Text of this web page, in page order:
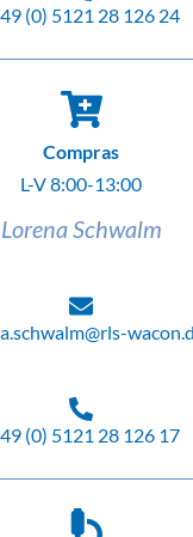
(0) 5121 28 126 24
Compras
L-V 8:00-13:00
Lorena Schwalm
(0) 5121 28 126 17